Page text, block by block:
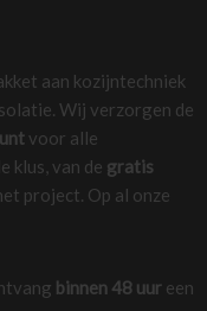
aan kozijntechniek
Wij verzorgen de
voor alle
klus, van de gratis
project. Op al onze
binnen 48 uureen